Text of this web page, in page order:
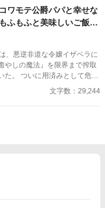
ワモテ公爵パパと幸せな
ふもふと美味しいご飯で
』
、悪逆非道な令嬢イザベラに
やしの魔法』を限界まで搾取
て危険
たその瞬間――前世（日本）
分へと時間が巻き戻る【回帰
に触れ、リアナの凍りつい
法』
地に変えたり、伝説のもふ
文字数：29,244